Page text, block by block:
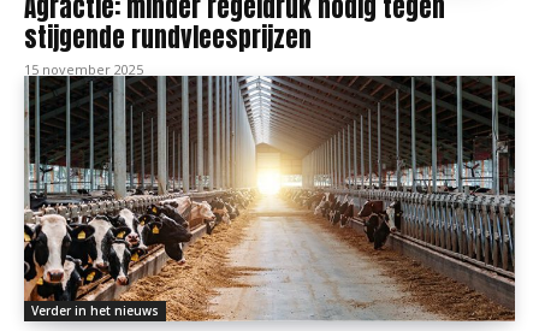
stijgende rundvleesprijzen
15 november 2025
Verder in het nieuws